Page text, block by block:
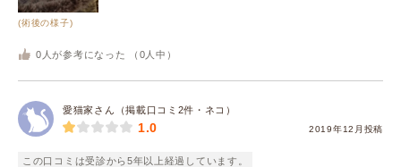
(術後の様子)
0 人が参考になった （ 0 人中）
愛猫家さん（掲載口コミ2件・ネコ）
2019年12月投稿
1.0
この口コミは受診から5年以上経過しています。